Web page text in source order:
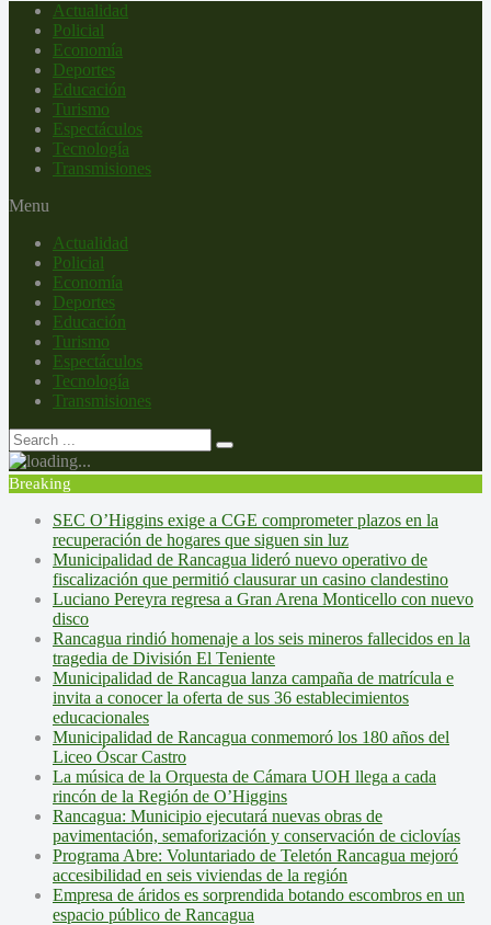
Actualidad
Policial
Economía
Deportes
Educación
Turismo
Espectáculos
Tecnología
Transmisiones
Menu
Actualidad
Policial
Economía
Deportes
Educación
Turismo
Espectáculos
Tecnología
Transmisiones
Breaking
SEC O’Higgins exige a CGE comprometer plazos en la
recuperación de hogares que siguen sin luz
Municipalidad de Rancagua lideró nuevo operativo de
fiscalización que permitió clausurar un casino clandestino
Luciano Pereyra regresa a Gran Arena Monticello con nuevo
disco
Rancagua rindió homenaje a los seis mineros fallecidos en la
tragedia de División El Teniente
Municipalidad de Rancagua lanza campaña de matrícula e
invita a conocer la oferta de sus 36 establecimientos
educacionales
Municipalidad de Rancagua conmemoró los 180 años del
Liceo Óscar Castro
La música de la Orquesta de Cámara UOH llega a cada
rincón de la Región de O’Higgins
Rancagua: Municipio ejecutará nuevas obras de
pavimentación, semaforización y conservación de ciclovías
Programa Abre: Voluntariado de Teletón Rancagua mejoró
accesibilidad en seis viviendas de la región
Empresa de áridos es sorprendida botando escombros en un
espacio público de Rancagua